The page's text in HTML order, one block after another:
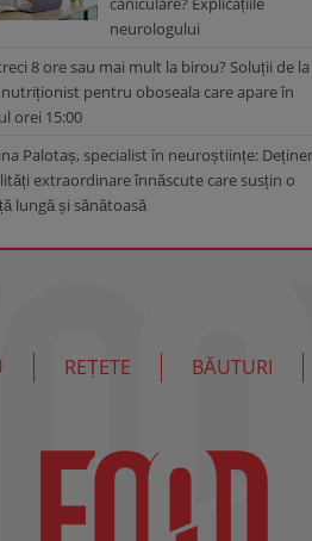
neurologului
8 ore sau mai mult la birou? Soluții de la
pentru oboseala care apare în
orei 15:00
Palotaș, specialist în neuroștiințe:
extraordinare înnăscute care susțin o
lungă și sănătoasă
REȚETE BĂUTURI